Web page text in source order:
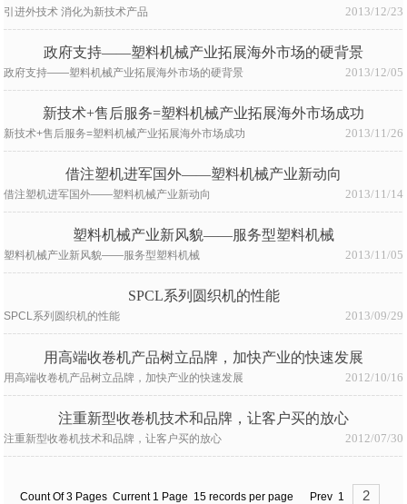
引进外技术 消化为新技术产品 2013/12/23
政府支持——塑料机械产业拓展海外市场的硬背景
政府支持——塑料机械产业拓展海外市场的硬背景 2013/12/05
新技术+售后服务=塑料机械产业拓展海外市场成功
新技术+售后服务=塑料机械产业拓展海外市场成功 2013/11/26
借注塑机进军国外——塑料机械产业新动向
借注塑机进军国外——塑料机械产业新动向 2013/11/14
塑料机械产业新风貌——服务型塑料机械
塑料机械产业新风貌——服务型塑料机械 2013/11/05
SPCL系列圆织机的性能
SPCL系列圆织机的性能 2013/09/29
用高端收卷机产品树立品牌，加快产业的快速发展
用高端收卷机产品树立品牌，加快产业的快速发展 2012/10/16
注重新型收卷机技术和品牌，让客户买的放心
注重新型收卷机技术和品牌，让客户买的放心 2012/07/30
Count Of 3 Pages Current 1 Page 15 records per page Prev 1
2